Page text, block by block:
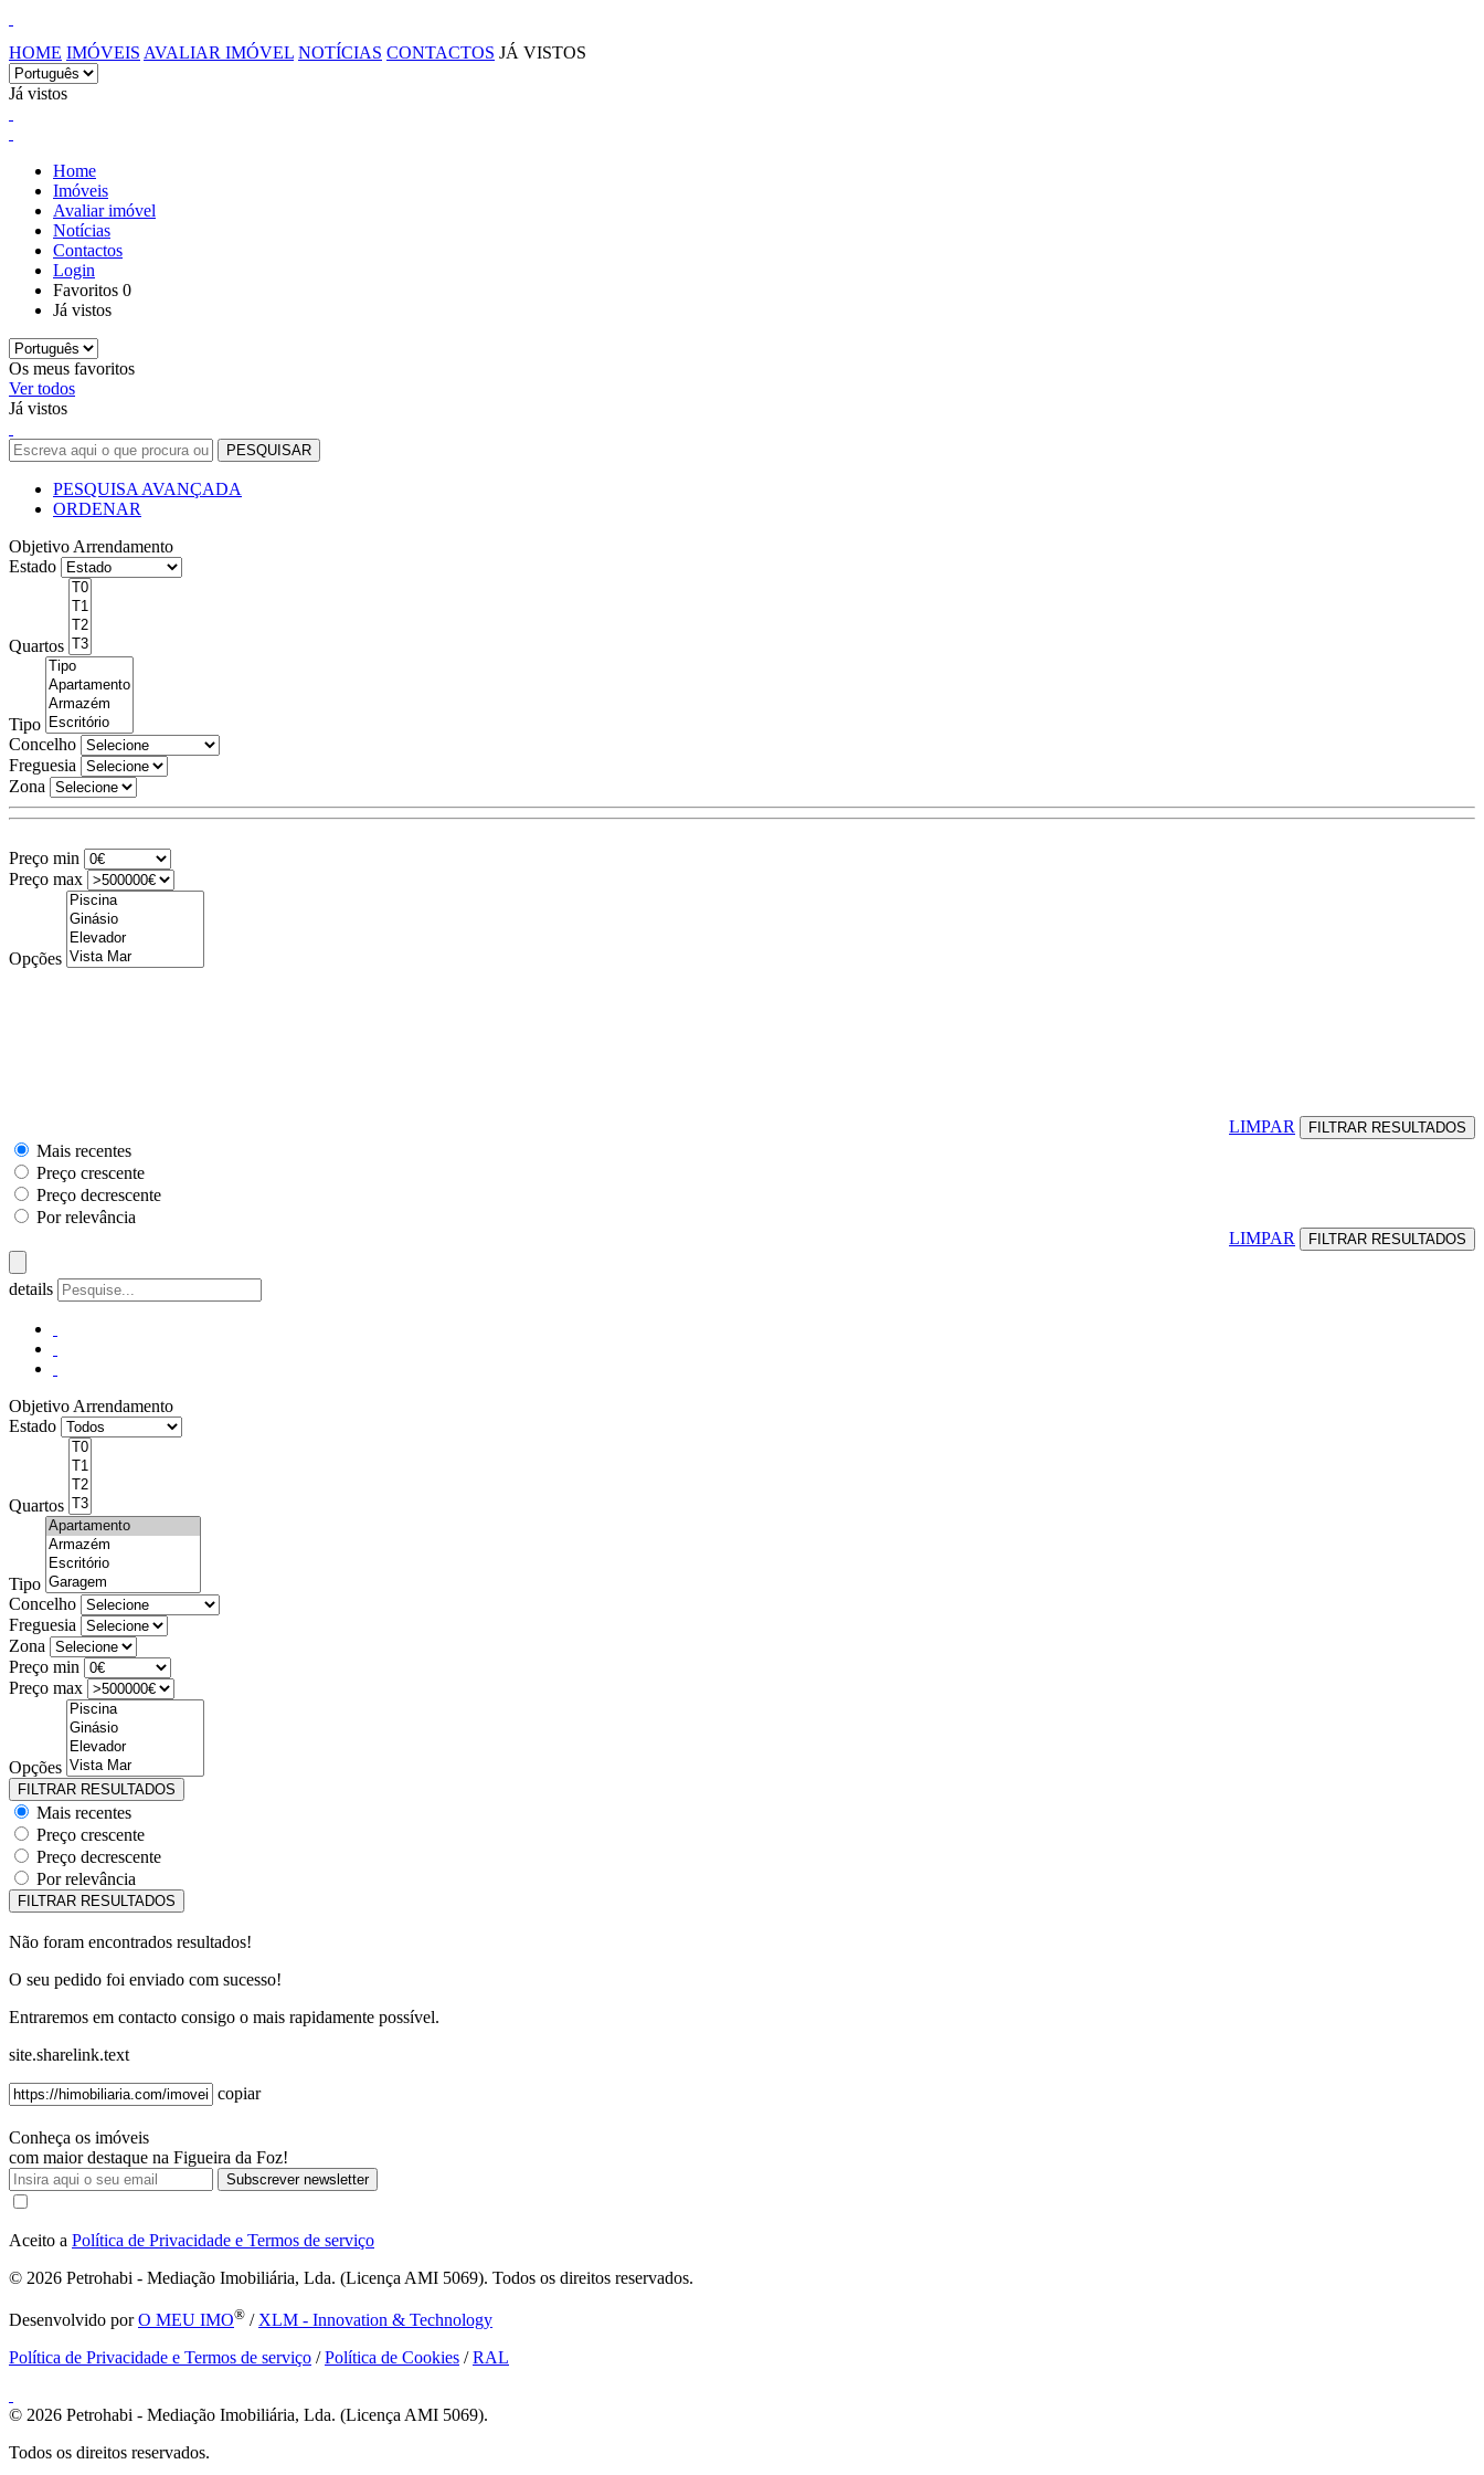
HOME IMÓVEIS AVALIAR IMÓVEL NOTÍCIAS CONTACTOS JÁ VISTOS
Já vistos
Home
Imóveis
Avaliar imóvel
Notícias
Contactos
Login
Favoritos 0
Já vistos
Os meus favoritos
Ver todos
Já vistos
PESQUISA AVANÇADA
ORDENAR
Objetivo Arrendamento
Estado
Quartos
Tipo
Concelho
Freguesia
Zona
Preço min
Preço max
Opções
LIMPAR
Mais recentes
Preço crescente
Preço decrescente
Por relevância
LIMPAR
details
Objetivo Arrendamento
Estado
Quartos
Tipo
Concelho
Freguesia
Zona
Preço min
Preço max
Opções
Mais recentes
Preço crescente
Preço decrescente
Por relevância
Não foram encontrados resultados!
O seu pedido foi enviado com sucesso!
Entraremos em contacto consigo o mais rapidamente possível.
site.sharelink.text
copiar
Conheça os imóveis
com maior destaque na Figueira da Foz!
Subscrever newsletter
Aceito a Política de Privacidade e Termos de serviço
© 2026 Petrohabi - Mediação Imobiliária, Lda. (Licença AMI 5069). Todos os direitos reservados.
Desenvolvido porO MEU IMO® / XLM - Innovation & Technology
Política de Privacidade e Termos de serviço /Política de Cookies /RAL
© 2026 Petrohabi - Mediação Imobiliária, Lda. (Licença AMI 5069).
Todos os direitos reservados.